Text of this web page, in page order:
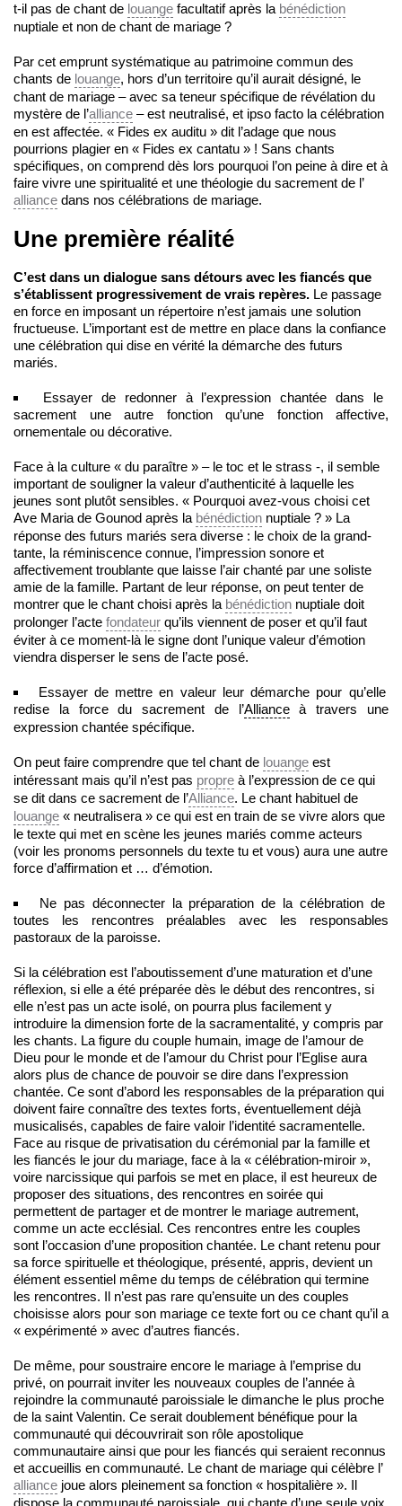
t-il pas de chant de louange facultatif après la bénédiction
nuptiale et non de chant de mariage ?
Par cet emprunt systématique au patrimoine commun des
chants de louange, hors d’un territoire qu’il aurait désigné, le
chant de mariage – avec sa teneur spécifique de révélation du
mystère de l’alliance – est neutralisé, et ipso facto la célébration
en est affectée. « Fides ex auditu » dit l’adage que nous
pourrions plagier en « Fides ex cantatu » ! Sans chants
spécifiques, on comprend dès lors pourquoi l’on peine à dire et à
faire vivre une spiritualité et une théologie du sacrement de l’
alliance dans nos célébrations de mariage.
Une première réalité
C’est dans un dialogue sans détours avec les fiancés que
s’établissent progressivement de vrais repères. Le passage
en force en imposant un répertoire n’est jamais une solution
fructueuse. L’important est de mettre en place dans la confiance
une célébration qui dise en vérité la démarche des futurs
mariés.
Essayer de redonner à l’expression chantée dans le
sacrement une autre fonction qu’une fonction affective,
ornementale ou décorative.
Face à la culture « du paraître » – le toc et le strass -, il semble
important de souligner la valeur d’authenticité à laquelle les
jeunes sont plutôt sensibles. « Pourquoi avez-vous choisi cet
Ave Maria de Gounod après la bénédiction nuptiale ? » La
réponse des futurs mariés sera diverse : le choix de la grand-
tante, la réminiscence connue, l’impression sonore et
affectivement troublante que laisse l’air chanté par une soliste
amie de la famille. Partant de leur réponse, on peut tenter de
montrer que le chant choisi après la bénédiction nuptiale doit
prolonger l’acte fondateur qu’ils viennent de poser et qu’il faut
éviter à ce moment-là le signe dont l’unique valeur d’émotion
viendra disperser le sens de l’acte posé.
Essayer de mettre en valeur leur démarche pour qu’elle
redise la force du sacrement de l’Allianceà travers une
expression chantée spécifique.
On peut faire comprendre que tel chant de louange est
intéressant mais qu’il n’est pas propre à l’expression de ce qui
se dit dans ce sacrement de l’Alliance. Le chant habituel de
louange « neutralisera » ce qui est en train de se vivre alors que
le texte qui met en scène les jeunes mariés comme acteurs
(voir les pronoms personnels du texte tu et vous) aura une autre
force d’affirmation et … d’émotion.
Ne pas déconnecter la préparation de la célébration de
toutes les rencontres préalables avec les responsables
pastoraux de la paroisse.
Si la célébration est l’aboutissement d’une maturation et d’une
réflexion, si elle a été préparée dès le début des rencontres, si
elle n’est pas un acte isolé, on pourra plus facilement y
introduire la dimension forte de la sacramentalité, y compris par
les chants. La figure du couple humain, image de l’amour de
Dieu pour le monde et de l’amour du Christ pour l’Eglise aura
alors plus de chance de pouvoir se dire dans l’expression
chantée. Ce sont d’abord les responsables de la préparation qui
doivent faire connaître des textes forts, éventuellement déjà
musicalisés, capables de faire valoir l’identité sacramentelle.
Face au risque de privatisation du cérémonial par la famille et
les fiancés le jour du mariage, face à la « célébration-miroir »,
voire narcissique qui parfois se met en place, il est heureux de
proposer des situations, des rencontres en soirée qui
permettent de partager et de montrer le mariage autrement,
comme un acte ecclésial. Ces rencontres entre les couples
sont l’occasion d’une proposition chantée. Le chant retenu pour
sa force spirituelle et théologique, présenté, appris, devient un
élément essentiel même du temps de célébration qui termine
les rencontres. Il n’est pas rare qu’ensuite un des couples
choisisse alors pour son mariage ce texte fort ou ce chant qu’il a
« expérimenté » avec d’autres fiancés.
De même, pour soustraire encore le mariage à l’emprise du
privé, on pourrait inviter les nouveaux couples de l’année à
rejoindre la communauté paroissiale le dimanche le plus proche
de la saint Valentin. Ce serait doublement bénéfique pour la
communauté qui découvrirait son rôle apostolique
communautaire ainsi que pour les fiancés qui seraient reconnus
et accueillis en communauté. Le chant de mariage qui célèbre l’
alliance joue alors pleinement sa fonction « hospitalière ». Il